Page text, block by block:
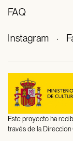
FAQ
Instagram ·
Este proyecto ha
través de la Direccion